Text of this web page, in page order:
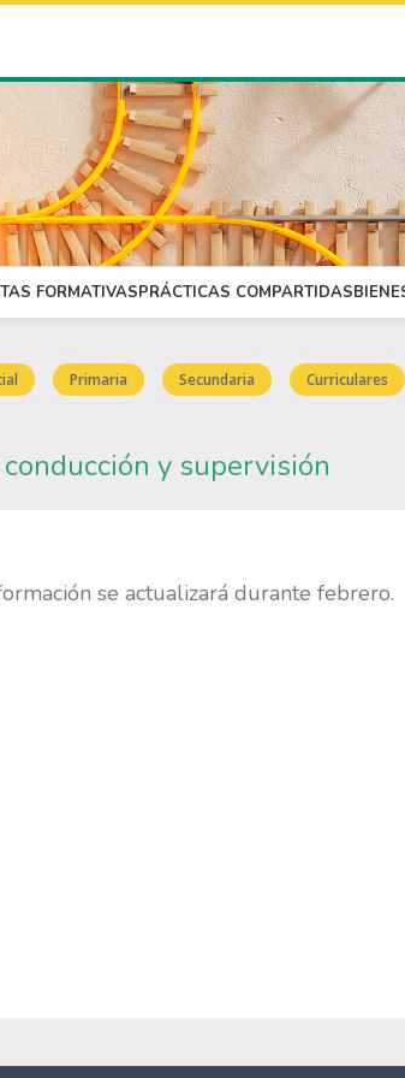
FORMATIVASPRÁCTICAS COMPARTIDAS
Primaria Secundaria Curriculares
y supervisión
se actualizará durante febrero.